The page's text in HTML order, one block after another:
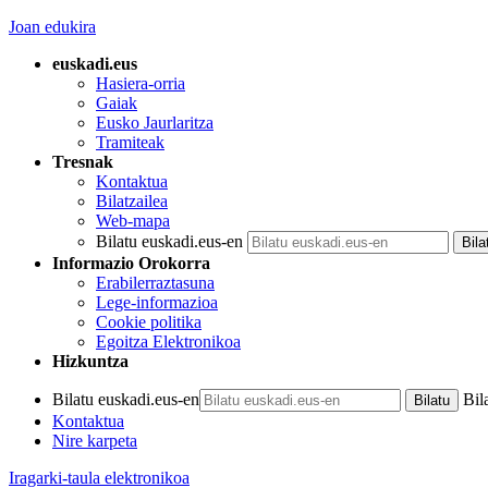
Joan edukira
euskadi.eus
Hasiera-orria
Gaiak
Eusko Jaurlaritza
Tramiteak
Tresnak
Kontaktua
Bilatzailea
Web-mapa
Bilatu euskadi.eus-en
Informazio Orokorra
Erabilerraztasuna
Lege-informazioa
Cookie politika
Egoitza Elektronikoa
Hizkuntza
Bilatu euskadi.eus-en
Kontaktua
Nire karpeta
Iragarki-taula elektronikoa